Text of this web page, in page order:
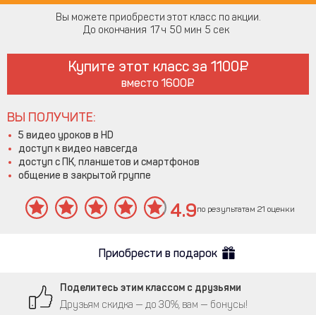
Вы можете приобрести этот класс по акции.
До окончания 17 50 4
Купите этот класс за 1100
вместо 1600
ВЫ ПОЛУЧИТЕ:
5 видео уроков в HD
доступ к видео навсегда
доступ с ПК, планшетов и смартфонов
общение в закрытой группе
4.9по результатам 21 оценки
Приобрести в подарок
Поделитесь этим классом с друзьями
Друзьям скидка — до 30%, вам — бонусы!